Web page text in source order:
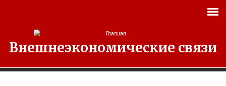
Внешнеэкономические связи